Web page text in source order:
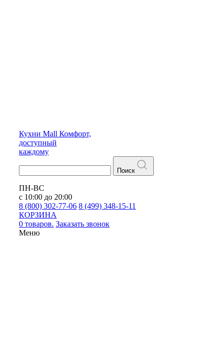
Кухни Mall Комфорт,
доступный
каждому
Поиск
ПН-ВС
с 10:00 до 20:00
8 (800) 302-77-06 8 (499) 348-15-11
КОРЗИНА
0 товаров. Заказать звонок
Меню